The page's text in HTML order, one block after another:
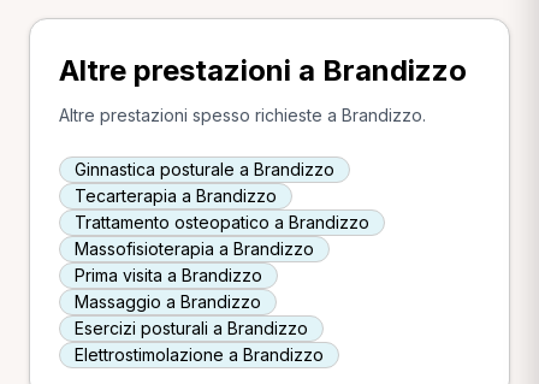
Altre prestazioni a Brandizzo
Altre prestazioni spesso richieste a Brandizzo.
Ginnastica posturale a Brandizzo
Tecarterapia a Brandizzo
Trattamento osteopatico a Brandizzo
Massofisioterapia a Brandizzo
Prima visita a Brandizzo
Massaggio a Brandizzo
Esercizi posturali a Brandizzo
Elettrostimolazione a Brandizzo